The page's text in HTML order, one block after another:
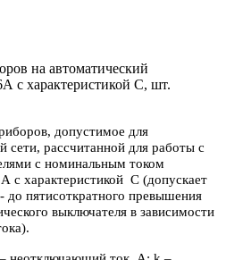
на автоматический
с характеристикой C, шт.
допустимое для
сети, рассчитанной для работы с
с номинальным током
характеристикой С (допускает
пятисоткратного превышения
выключателя в зависимости